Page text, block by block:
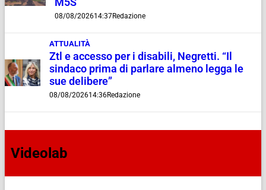
M5S
08/08/202614:37Redazione
ATTUALITÀ
Ztl e accesso per i disabili, Negretti. “Il
sindaco prima di parlare almeno legga le
sue delibere”
08/08/202614:36Redazione
Videolab